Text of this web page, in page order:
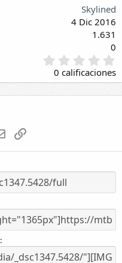
Skylined
4 Dic 2016
1.631
0
,
0
0
(
)
0 calificaciones
E-mail